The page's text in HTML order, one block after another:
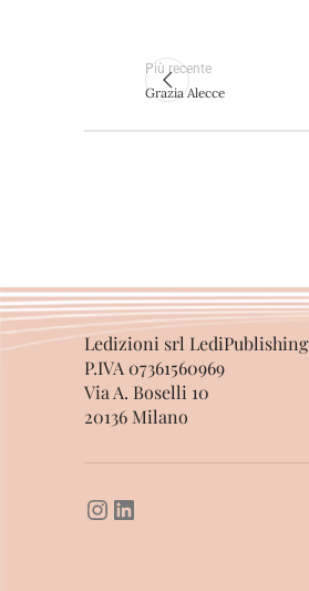
Più recente
Grazia Alecce
Ledizioni srl LediPublishing
P.IVA 07361560969
Via A. Boselli 10
20136 Milano